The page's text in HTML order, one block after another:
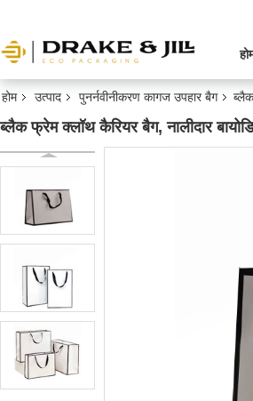
होम उत्पाद पुनर्नवीनीकरण कागज उपहार बैग
ब्लैक फ्रेम क्लॉथ कैरियर बैग, नालीदार